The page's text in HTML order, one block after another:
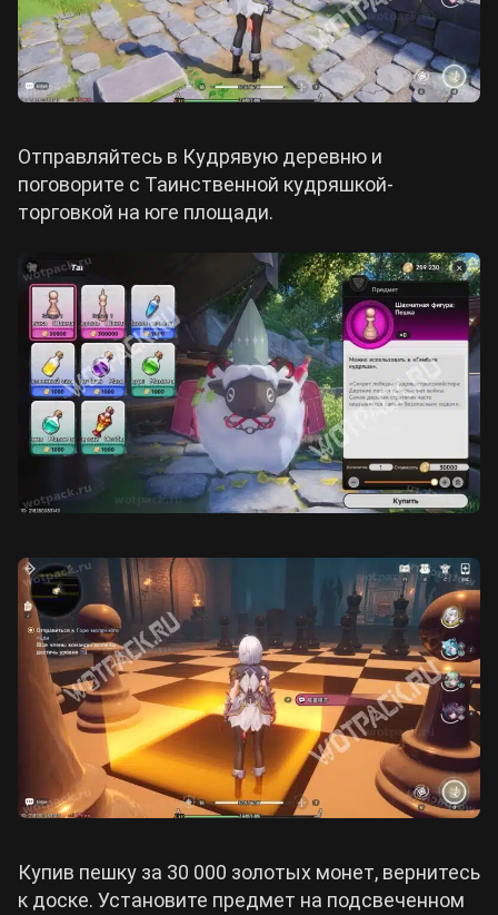
Отправляйтесь в Кудрявую деревню и
поговорите с Таинственной кудряшкой-
торговкой на юге площади.
Купив пешку за 30 000 золотых монет, вернитесь
к доске. Установите предмет на подсвеченном